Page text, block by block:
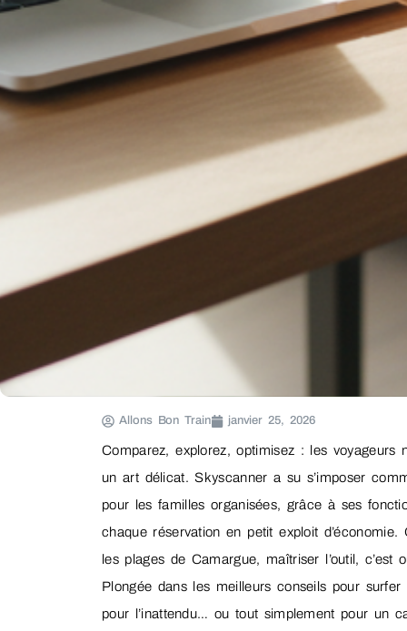
Allons Bon Train janvier 25, 2026
Comparez, explorez, optimisez : les
un art délicat. Skyscanner a su s’imposer
pour les familles organisées, grâce à ses
chaque réservation en petit exploit
les plages de Camargue, maîtriser l’outil,
Plongée dans les meilleurs conseils pour
pour l’inattendu… ou tout simplement pour un